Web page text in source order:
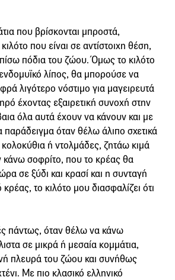
που βρίσκονται μπροστά,
που είναι σε αντίστοιχη θέση,
πόδια του ζώου. Όμως το κιλότο
λίπος, θα μπορούσε να
λιγότερο νόστιμο για μαγειρευτά
έχοντας εξαιρετική συνοχή στην
όλα αυτά έχουν να κάνουν και με
όταν θέλω άλιπο σχετικά
κολοκύθια ή ντολμάδες, ζητάω κιμά
κάνω σοφρίτο, που το κρέας θα
σε ξύδι και κρασί και η συνταγή
κρέας, το κιλότο μου διασφαλίζει ότι
πάντως, όταν θέλω να κάνω
σε μικρά ή μεσαία κομμάτια,
πλευρά του ζώου και συνήθως
Με πιο κλασικό ελληνικό